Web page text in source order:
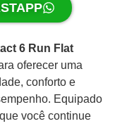
6 Run Flat
oferecer uma
conforto e
Equipado
você continue